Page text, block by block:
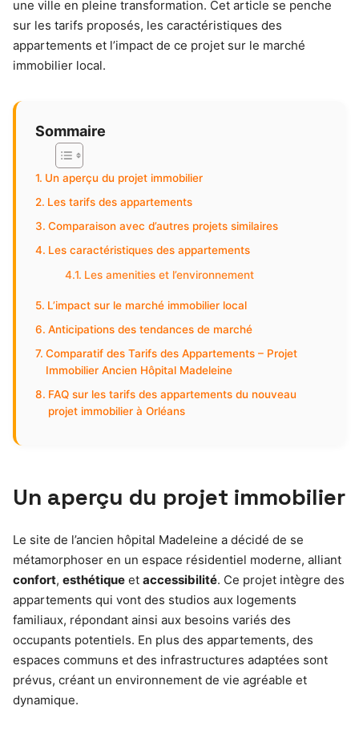
une ville en pleine transformation. Cet article se penche
sur les tarifs proposés, les caractéristiques des
appartements et l’impact de ce projet sur le marché
immobilier local.
Sommaire
Un aperçu du projet immobilier
Les tarifs des appartements
Comparaison avec d’autres projets similaires
Les caractéristiques des appartements
Les amenities et l’environnement
L’impact sur le marché immobilier local
Anticipations des tendances de marché
Comparatif des Tarifs des Appartements – Projet
Immobilier Ancien Hôpital Madeleine
FAQ sur les tarifs des appartements du nouveau
projet immobilier à Orléans
Un aperçu du projet immobilier
Le site de l’ancien hôpital Madeleine a décidé de se
métamorphoser en un espace résidentiel moderne, alliant
confort, esthétique et accessibilité. Ce projet intègre des
appartements qui vont des studios aux logements
familiaux, répondant ainsi aux besoins variés des
occupants potentiels. En plus des appartements, des
espaces communs et des infrastructures adaptées sont
prévus, créant un environnement de vie agréable et
dynamique.